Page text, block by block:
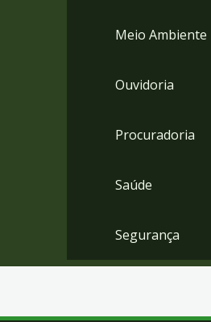
Meio Ambiente
Ouvidoria
Procuradoria
Saúde
Segurança